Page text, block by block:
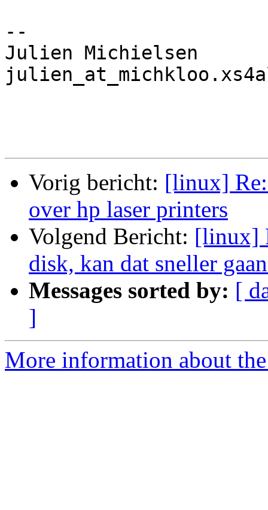
--
Julien Michielsen
Vorig bericht: [linux] Re:
over hp laser printers
Volgend Bericht: [linux]
disk, kan dat sneller
Messages sorted by: [
]
More information about